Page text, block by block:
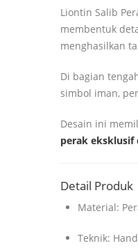
Liontin Salib
membentuk
menghasilkan
Di bagian
simbol iman,
Desain ini
perak eksklusif
Detail Produk
Material:
Teknik: